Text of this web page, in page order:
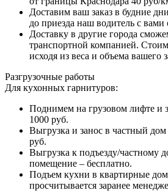
Доставим ваш заказ в будние
до приезда наш водитель с вами
Доставку в другие города
транспортной компанией.
исходя из веса и объема вашего
Разгрузочные работы
Для кухонных гарнитуров:
Поднимем на грузовом лифте и
1000 руб.
Выгрузка и занос в частный
руб.
Выгрузка к подъезду/частному
помещение – бесплатно.
Подъем кухни в квартирные
просчитывается заранее